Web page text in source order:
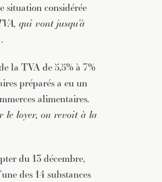
situation considérée
qui vont jusqu’à
la TVA de 5,5% à 7%
préparés a eu un
alimentaires.
le loyer, on revoit à la
du 13 décembre,
des 14 substances